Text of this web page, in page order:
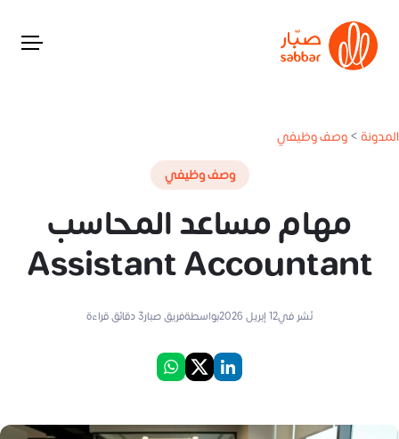
المدونة>وصف وظيفي
وصف وظيفي
مهام مساعد المحاسب
Assistant Accountant
نُشر في12 إبريل 2026 بواسطةفريق صبار3دقائق قراءة